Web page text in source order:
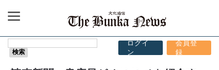
ログイ
ン
会員登
録